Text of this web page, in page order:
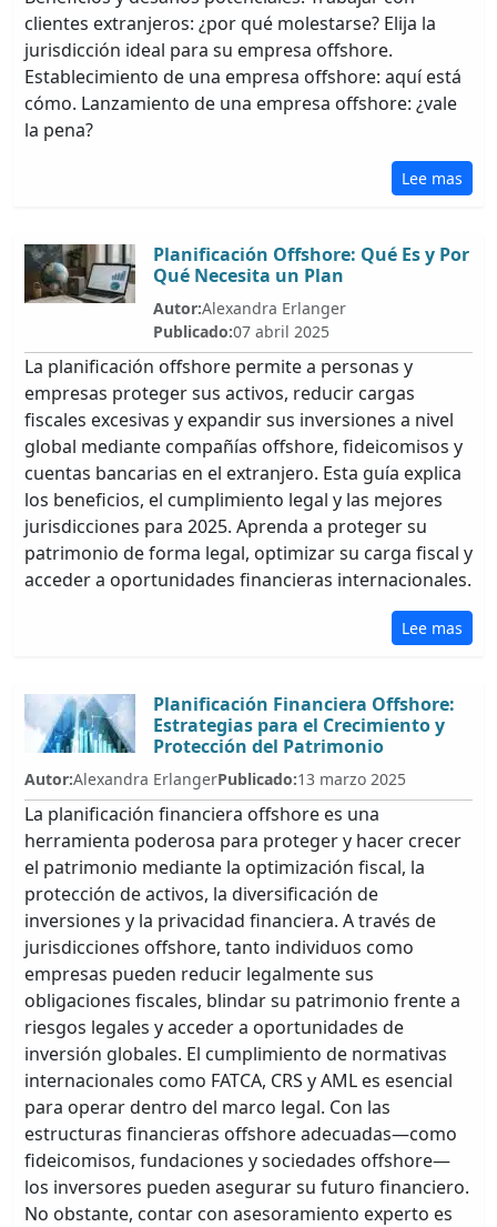
clientes extranjeros: ¿por qué molestarse? Elija la
jurisdicción ideal para su empresa offshore.
Establecimiento de una empresa offshore: aquí está
cómo. Lanzamiento de una empresa offshore: ¿vale
la pena?
Lee mas
Planificación Offshore: Qué Es y Por
Qué Necesita un Plan
Autor:Alexandra Erlanger
Publicado:07 abril 2025
La planificación offshore permite a personas y
empresas proteger sus activos, reducir cargas
fiscales excesivas y expandir sus inversiones a nivel
global mediante compañías offshore, fideicomisos y
cuentas bancarias en el extranjero. Esta guía explica
los beneficios, el cumplimiento legal y las mejores
jurisdicciones para 2025. Aprenda a proteger su
patrimonio de forma legal, optimizar su carga fiscal y
acceder a oportunidades financieras internacionales.
Lee mas
Planificación Financiera Offshore:
Estrategias para el Crecimiento y
Protección del Patrimonio
Autor:Alexandra ErlangerPublicado:13 marzo 2025
La planificación financiera offshore es una
herramienta poderosa para proteger y hacer crecer
el patrimonio mediante la optimización fiscal, la
protección de activos, la diversificación de
inversiones y la privacidad financiera. A través de
jurisdicciones offshore, tanto individuos como
empresas pueden reducir legalmente sus
obligaciones fiscales, blindar su patrimonio frente a
riesgos legales y acceder a oportunidades de
inversión globales. El cumplimiento de normativas
internacionales como FATCA, CRS y AML es esencial
para operar dentro del marco legal. Con las
estructuras financieras offshore adecuadas—como
fideicomisos, fundaciones y sociedades offshore—
los inversores pueden asegurar su futuro financiero.
No obstante, contar con asesoramiento experto es